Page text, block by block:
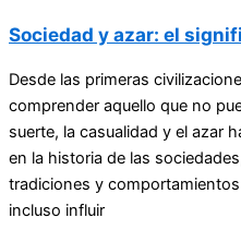
Sociedad y azar: el
Desde las primeras
comprender aquello que no
suerte, la casualidad y el azar
en la historia de las
tradiciones y
incluso influir